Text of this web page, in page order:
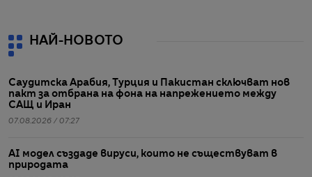
НАЙ-НОВОТО
Саудитска Арабия, Турция и Пакистан сключват нов
пакт за отбрана на фона на напрежението между
САЩ и Иран
07.08.2026 / 07:27
AI модел създаде вируси, които не съществуват в
природата